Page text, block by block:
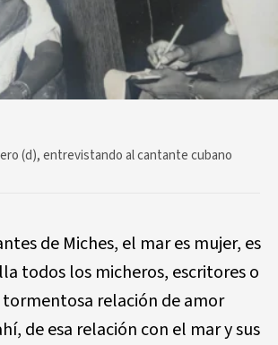
(d), entrevistando al cantante cubano
de Miches, el mar es mujer, es
todos los micheros, escritores o
relación de amor
de esa relación con el mar y sus